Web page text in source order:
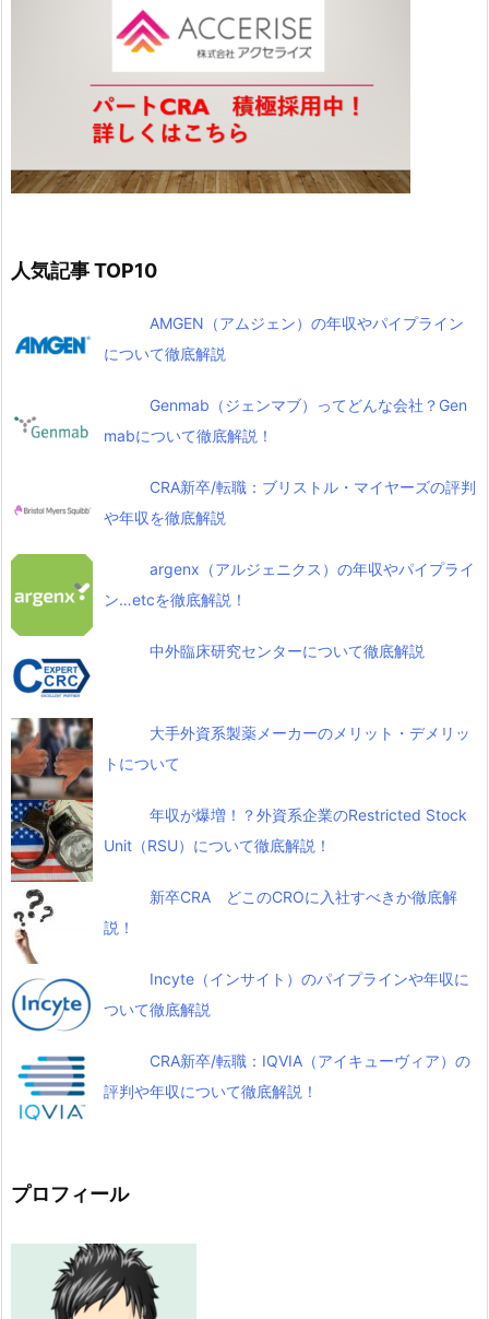
人気記事 TOP10
AMGEN（アムジェン）の年収やパイプライン
について徹底解説
Genmab（ジェンマブ）ってどんな会社？Gen
mabについて徹底解説！
CRA新卒/転職：ブリストル・マイヤーズの評判
や年収を徹底解説
argenx（アルジェニクス）の年収やパイプライ
ン…etcを徹底解説！
中外臨床研究センターについて徹底解説
大手外資系製薬メーカーのメリット・デメリッ
トについて
年収が爆増！？外資系企業のRestricted Stock
Unit（RSU）について徹底解説！
新卒CRA どこのCROに入社すべきか徹底解
説！
Incyte（インサイト）のパイプラインや年収に
ついて徹底解説
CRA新卒/転職：IQVIA（アイキューヴィア）の
評判や年収について徹底解説！
プロフィール